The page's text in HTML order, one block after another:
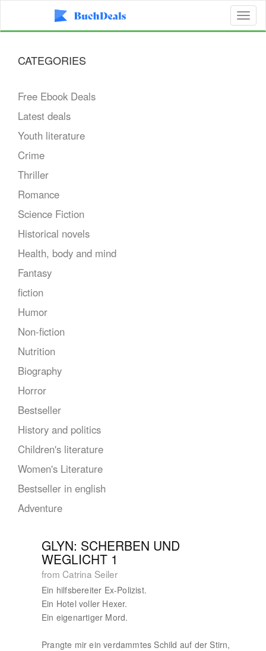
CATEGORIES
Free Ebook Deals
Latest deals
Youth literature
Crime
Thriller
Romance
Science Fiction
Historical novels
Health, body and mind
Fantasy
fiction
Humor
Non-fiction
Nutrition
Biography
Horror
Bestseller
History and politics
Children's literature
Women's Literature
Bestseller in english
Adventure
GLYN: SCHERBEN UND
WEGLICHT 1
from Catrina Seiler
Ein hilfsbereiter Ex-Polizist.
Ein Hotel voller Hexer.
Ein eigenartiger Mord.
Prangte mir ein verdammtes Schild auf der Stirn,